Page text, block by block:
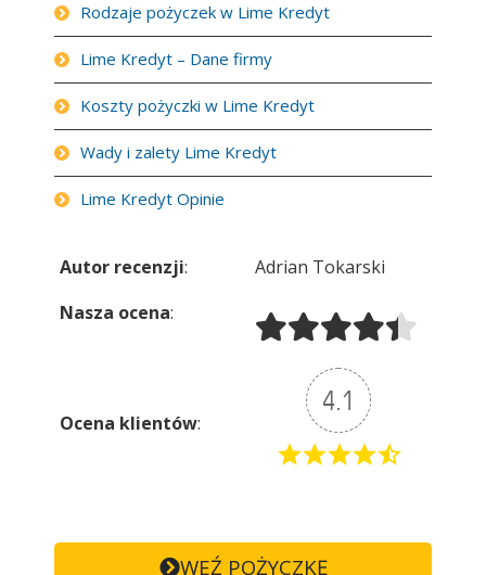
Rodzaje pożyczek w Lime Kredyt
Lime Kredyt – Dane firmy
Koszty pożyczki w Lime Kredyt
Wady i zalety Lime Kredyt
Lime Kredyt Opinie
Autor recenzji:
Adrian Tokarski
Nasza ocena:
Ocena klientów:
4.1
WEŹ POŻYCZKĘ